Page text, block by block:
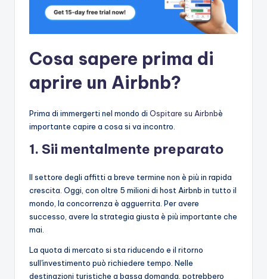
Cosa sapere prima di
aprire un Airbnb?
Prima di immergerti nel mondo di Ospitare su Airbnbè
importante capire a cosa si va incontro.
1. Sii mentalmente preparato
Il settore degli affitti a breve termine non è più in rapida
crescita. Oggi, con oltre 5 milioni di host Airbnb in tutto il
mondo, la concorrenza è agguerrita. Per avere
successo, avere la strategia giusta è più importante che
mai.
La quota di mercato si sta riducendo e il ritorno
sull'investimento può richiedere tempo. Nelle
destinazioni turistiche a bassa domanda, potrebbero